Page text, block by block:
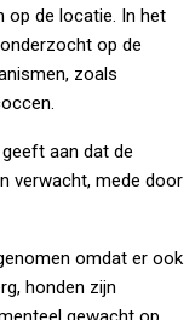
op de locatie. In het
op de
zoals
aan dat de
verwacht, mede door
omdat er ook
honden zijn